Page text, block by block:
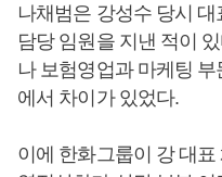
나채범은 강성수 당시
담당 임원을 지낸 적이
나 보험영업과 마케팅
에서 차이가 있었다.
이에 한화그룹이 강 대